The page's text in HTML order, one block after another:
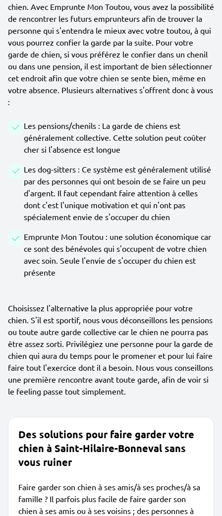
chien. Avec Emprunte Mon Toutou, vous avez la possibilité
de rencontrer les futurs emprunteurs afin de trouver la
personne qui s'entendra le mieux avec votre toutou, à qui
vous pourrez confier la garde par la suite. Pour votre
garde de chien, si vous préférez le confier dans un chenil
ou dans une pension, il est important de bien sélectionner
cet endroit afin que votre chien se sente bien, même en
votre absence. Plusieurs alternatives s'offrent donc à vous
:
Les pensions/chenils : La garde de chiens est
généralement collective. Cette solution peut coûter
cher si l'absence est longue
Les dog-sitters : Ce système est généralement utilisé
par des personnes qui ont besoin de se faire un peu
d'argent. Il faut cependant faire attention à celles
dont c'est l'unique motivation et qui n'ont pas
spécialement envie de s'occuper du chien
Emprunte Mon Toutou : une solution économique car
ce sont des bénévoles qui s'occupent de votre chien
avec soin. Seule l'envie de s'occuper du chien est
présente
Choisissez l'alternative la plus appropriée pour votre
chien. S'il est sportif, nous vous déconseillons les pensions
ou toute autre garde collective car le chien ne pourra pas
être assez sorti. Privilégiez une personne pour la garde de
chien qui aura du temps pour le promener et pour lui faire
faire tout l'exercice dont il a besoin. Nous vous conseillons
une première rencontre avant toute garde, afin de voir si
le feeling passe tout simplement.
Des solutions pour faire garder votre
chien à Saint-Hilaire-Bonneval sans
vous ruiner
Faire garder son chien à ses amis/à ses proches/à sa
famille ? Il parfois plus facile de faire garder son
chien à ses amis ou à ses voisins ; des personnes à